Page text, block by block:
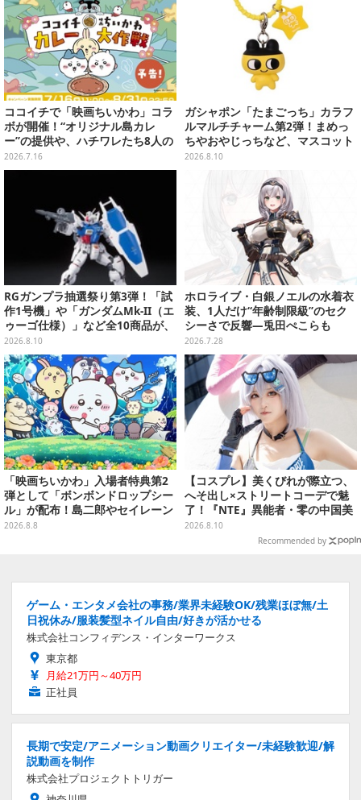
ココイチで「映画ちいかわ」コラ
ボが開催！“オリジナル島カレ
ー”の提供や、ハチワレたち8人の
スプーン置きフィギュアをプレゼ
ント
2026.7.16
ガシャポン「たまごっち」カラフ
ルマルチチャーム第2弾！まめっ
ちやおやじっちなど、マスコット
＆バンドの色がリンクした全6種
2026.8.10
RGガンプラ抽選祭り第3弾！「試
作1号機」や「ガンダムMk-II（エ
ゥーゴ仕様）」など全10商品が、
プレバンで8月17日15時まで受付
実施
2026.8.10
ホロライブ・白銀ノエルの水着衣
装、1人だけ“年齢制限級”のセク
シーさで反響―兎田ぺこらも
「こ、こんなことが許されていい
のか？」と興奮隠せず
2026.7.28
「映画ちいかわ」入場者特典第2
弾として「ボンボンドロップシー
ル」が配布！島二郎やセイレーン
はもちろん、人魚のウロコまで…
2026.8.8
【コスプレ】美くびれが際立つ、
へそ出し×ストリートコーデで魅
了！『NTE』異能者・零の中国美
女レイヤーが美しすぎた【写真10
2026.8.10
Recommended by
ゲーム・エンタメ会社の事務/業界未経験OK/残業ほぼ無/土
日祝休み/服装髪型ネイル自由/好きが活かせる
株式会社コンフィデンス・インターワークス
東京都
月給21万円～40万円
正社員
長期で安定/アニメーション動画クリエイター/未経験歓迎/解
説動画を制作
株式会社プロジェクトトリガー